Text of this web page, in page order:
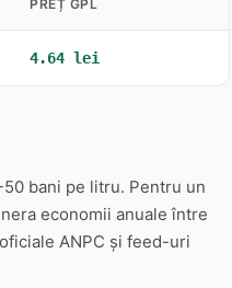
PREȚ GPL
4.64 lei
bani pe litru. Pentru un
economii anuale între
ANPC și feed-uri